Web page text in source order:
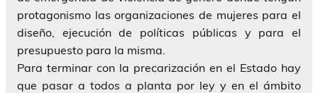
protagonismo las organizaciones de mujeres para el
diseño, ejecución de políticas públicas y para el
presupuesto para la misma.
Para terminar con la precarización en el Estado hay
que pasar a todos a planta por ley y en el ámbito